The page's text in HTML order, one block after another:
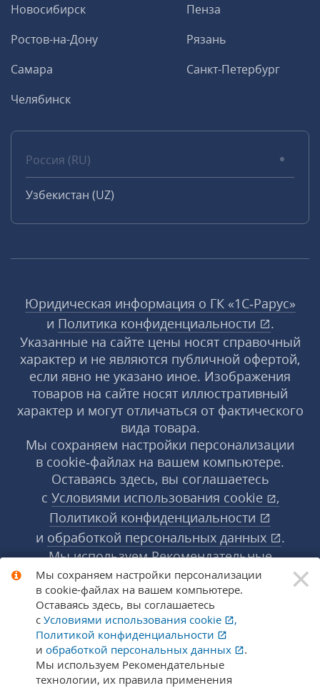
Новосибирск
Пенза
Ростов-на-Дону
Рязань
Самара
Санкт-Петербург
Челябинск
Россия (RU)
Узбекистан (UZ)
Юридическая информация о ГК «1С‑Рарус»
и Политика конфиденциальности
.
Указанные на сайте цены носят справочный
характер и не являются публичной офертой,
если явно не указано иное. Изображения
товаров на сайте носят иллюстративный
характер и могут отличаться от фактического
вида товара.
Мы сохраняем настройки персонализации
в cookie‑файлах на вашем компьютере.
Оставаясь здесь, вы соглашаетесь
с Условиями использования cookie
,
Политикой конфиденциальности
и обработкой персональных данных
.
Мы используем Рекомендательные
технологии, их правила применения доступны
по ссылке
. Подробнее
© 1998-2026 «1С‑Рарус» ®. Все права
защищены.
×
Мы сохраняем настройки персонализации
в cookie‑файлах на вашем компьютере.
Оставаясь здесь, вы соглашаетесь
с Условиями использования cookie
,
Политикой конфиденциальности
и обработкой персональных данных
.
Мы используем Рекомендательные
технологии, их правила применения